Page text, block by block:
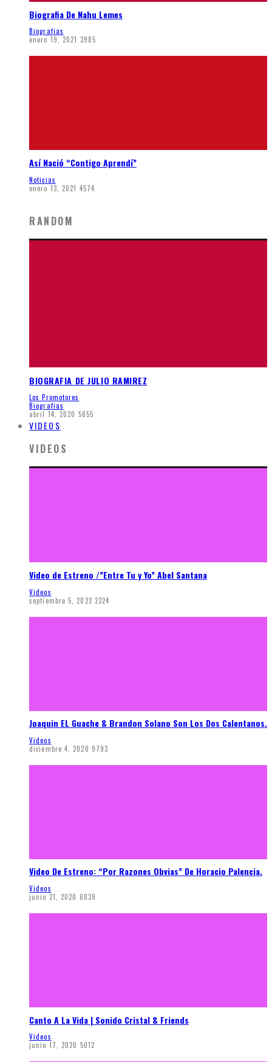
Biografia De Nahu Lemes
Biografias
enero 19, 2021 3985
Así Nació “Contigo Aprendí”
Noticias
enero 13, 2021 4574
RANDOM
BIOGRAFIA DE JULIO RAMIREZ
Los Promotores
Biografias
abril 14, 2020 5855
VIDEOS
VIDEOS
Video de Estreno /”Entre Tu y Yo” Abel Santana
Videos
septiembre 5, 2022 2324
Joaquin EL Guache & Brandon Solano Son Los Dos Calentanos.
Videos
diciembre 4, 2020 9793
Video De Estreno: “Por Razones Obvias” De Horacio Palencia.
Videos
junio 21, 2020 6039
Canto A La Vida | Sonido Cristal & Friends
Videos
junio 17, 2020 5012